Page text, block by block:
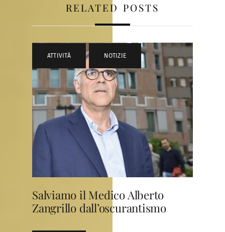
RELATED POSTS
ATTIVITÀ , NOTIZIE
Salviamo il Medico Alberto
Zangrillo dall’oscurantismo